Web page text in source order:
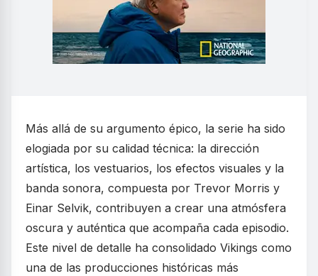
Más allá de su argumento épico, la serie ha sido
elogiada por su calidad técnica: la dirección
artística, los vestuarios, los efectos visuales y la
banda sonora, compuesta por Trevor Morris y
Einar Selvik, contribuyen a crear una atmósfera
oscura y auténtica que acompaña cada episodio.
Este nivel de detalle ha consolidado Vikings como
una de las producciones históricas más